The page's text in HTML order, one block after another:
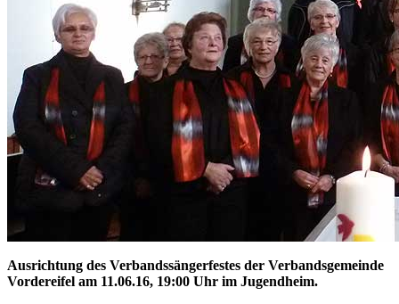
Ausrichtung des Verbandssängerfestes der Verbandsgemeinde
Vordereifel am 11.06.16, 19:00 Uhr im Jugendheim.